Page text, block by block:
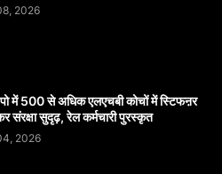
2026
में 500 से अधिक एलएचबी कोचों में स्टिफऩर
संरक्षा सुदृढ़, रेल कर्मचारी पुरस्कृत
2026